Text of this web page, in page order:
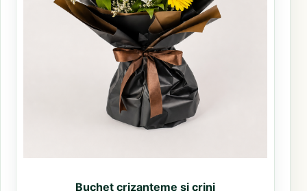
Buchet crizanteme si crini